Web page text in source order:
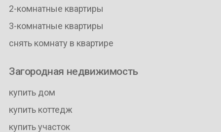
2-комнатные квартиры
3-комнатные квартиры
снять комнату в квартире
Загородная недвижимость
купить дом
купить коттедж
купить участок